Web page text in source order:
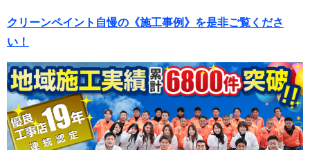
クリーンペイント自慢の《施工事例》を是非ご覧くださ
い！